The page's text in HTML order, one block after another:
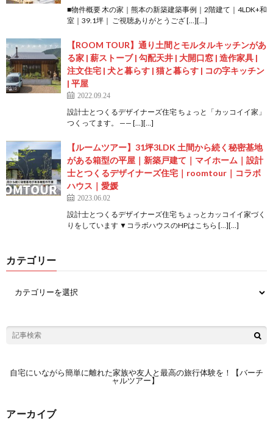
■物件概要 木の家｜熊本の新築建築事例｜2階建て｜4LDK+和
室｜39.1坪｜ ご視聴ありがとうござ […][…]
【ROOM TOUR】通り土間とモルタルキッチンがあ
る家 | 薪ストーブ | 勾配天井 | 大開口窓 | 造作家具 |
注文住宅 | 犬と暮らす | 猫と暮らす | コの字キッチン
| 平屋
2022.09.24
設計士とつくるデザイナーズ住宅 ちょっと「カッコイイ家」
つくってます。 —— […][…]
【ルームツアー】31坪3LDK 土間から続く秘密基地
がある箱型の平屋｜新築戸建て｜マイホーム｜設計
士とつくるデザイナーズ住宅｜roomtour｜コラボ
ハウス｜愛媛
2023.06.02
設計士とつくるデザイナーズ住宅 ちょっとカッコイイ家づく
りをしています ▼コラボハウスのHPはこちら […][…]
カテゴリー
自宅にいながら簡単に離れた家族や友人と最高の旅行体験を！【バーチ
ャルツアー】
アーカイブ